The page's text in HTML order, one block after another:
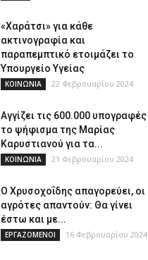
«Χαράτσι» για κάθε
ακτινογραφία και
παραπεμπτικό ετοιμάζει το
Υπουργείο Υγείας
ΚΟΙΝΩΝΙΑ 22 Φεβρουαρίου 2024
Αγγίζει τις 600.000 υπογραφές
το ψήφισμα της Μαρίας
Καρυστιανού για τα...
ΚΟΙΝΩΝΙΑ 21 Φεβρουαρίου 2024
Ο Χρυσοχοΐδης απαγορεύει, οι
αγρότες απαντούν: Θα γίνει
έστω και με...
ΕΡΓΑΖΟΜΕΝΟΙ 16 Φεβρουαρίου 2024